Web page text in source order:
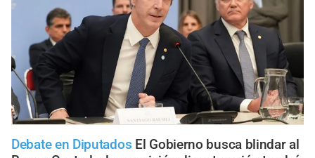
Debate en Diputados El Gobierno busca blindar al